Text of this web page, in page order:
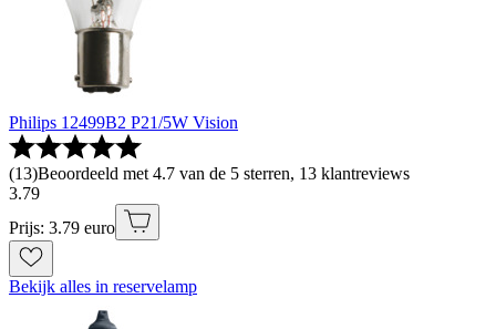
Philips 12499B2 P21/5W Vision
(13)Beoordeeld met 4.7 van de 5 sterren, 13 klantreviews
3.79
Prijs: 3.79 euro
Bekijk alles in reservelamp